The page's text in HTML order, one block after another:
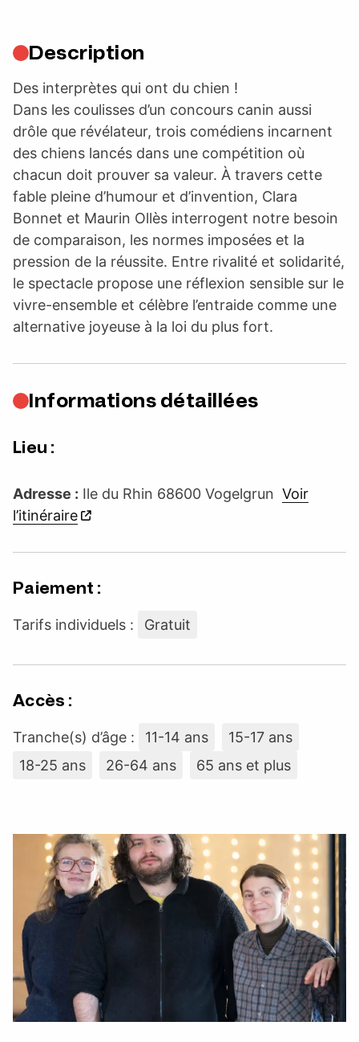
Description
Des interprètes qui ont du chien !
Dans les coulisses d’un concours canin aussi
drôle que révélateur, trois comédiens incarnent
des chiens lancés dans une compétition où
chacun doit prouver sa valeur. À travers cette
fable pleine d’humour et d’invention, Clara
Bonnet et Maurin Ollès interrogent notre besoin
de comparaison, les normes imposées et la
pression de la réussite. Entre rivalité et solidarité,
le spectacle propose une réflexion sensible sur le
vivre-ensemble et célèbre l’entraide comme une
alternative joyeuse à la loi du plus fort.
Informations détaillées
Lieu :
Adresse : Ile du Rhin 68600 Vogelgrun Voir
l’itinéraire
Paiement :
Tarifs individuels : Gratuit
Accès :
Tranche(s) d’âge : 11-14 ans
15-17 ans
18-25 ans
26-64 ans 65 ans et plus